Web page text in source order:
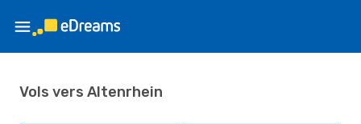
Vols vers Altenrhein